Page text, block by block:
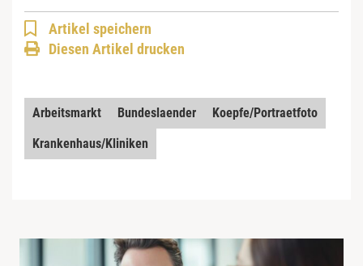
Artikel speichern
Diesen Artikel drucken
Arbeitsmarkt Bundeslaender
Koepfe/Portraetfoto
Krankenhaus/Kliniken